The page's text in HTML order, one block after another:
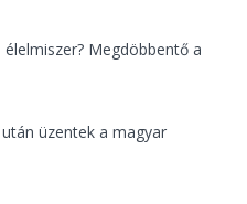
Megdöbbentő a
üzentek a magyar